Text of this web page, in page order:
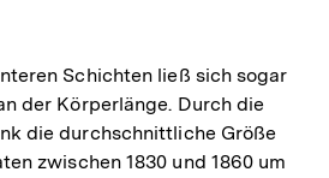
Schichten ließ sich sogar
der Körperlänge. Durch die
die durchschnittliche Größe
zwischen 1830 und 1860 um